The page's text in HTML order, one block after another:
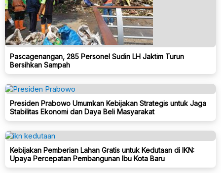
Pascagenangan, 285 Personel Sudin LH Jaktim Turun
Bersihkan Sampah
Presiden Prabowo Umumkan Kebijakan Strategis untuk Jaga
Stabilitas Ekonomi dan Daya Beli Masyarakat
Kebijakan Pemberian Lahan Gratis untuk Kedutaan di IKN:
Upaya Percepatan Pembangunan Ibu Kota Baru